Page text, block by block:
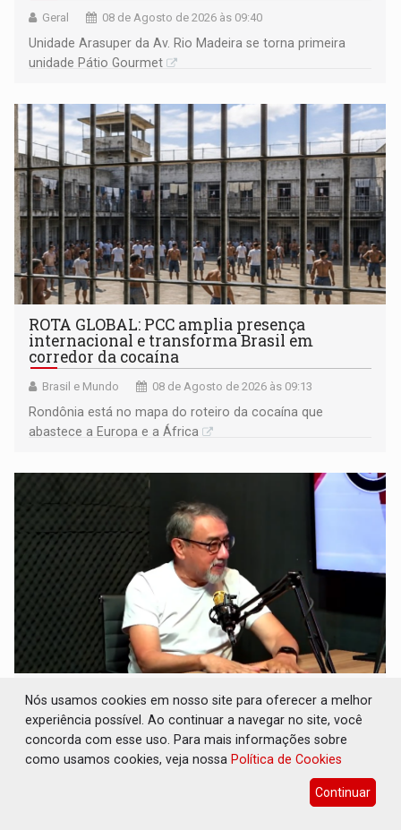
Geral 08 de Agosto de 2026 às 09:40
Unidade Arasuper da Av. Rio Madeira se torna primeira
unidade Pátio Gourmet
ROTA GLOBAL: PCC amplia presença
internacional e transforma Brasil em
corredor da cocaína
Brasil e Mundo 08 de Agosto de 2026 às 09:13
Rondônia está no mapa do roteiro da cocaína que
abastece a Europa e a África
CONEXÃO RONDONIAOVIVO: Museólogo
Antônio Ocampo conduz a história de uma
ferrovia desgovernada
Cultura 08 de Agosto de 2026 às 09:05
Novo livro faz registro documental da Estrada de Ferro
Nós usamos cookies em nosso site para oferecer a melhor
experiência possível. Ao continuar a navegar no site, você
concorda com esse uso. Para mais informações sobre
como usamos cookies, veja nossa Política de Cookies
Continuar